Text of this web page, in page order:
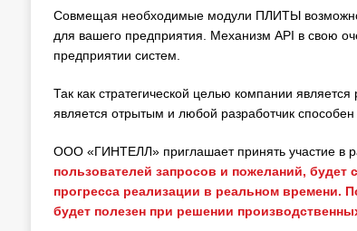
Совмещая необходимые модули ПЛИТЫ возможно
для вашего предприятия. Механизм API в свою
предприятии систем.
Так как стратегической целью компании
является отрытым и любой разработчик
ООО «ГИНТЕЛЛ» приглашает принять участие в
пользователей запросов и пожеланий,
прогресса реализации в реальном времени.
будет полезен при решении